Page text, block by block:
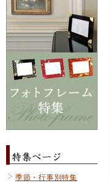
季節・行事別特集